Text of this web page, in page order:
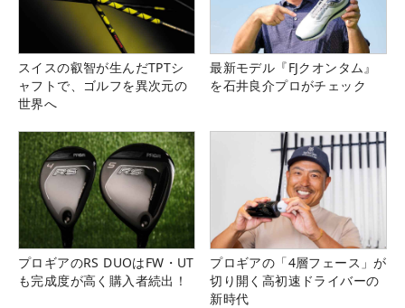
スイスの叡智が生んだTPTシ
ャフトで、ゴルフを異次元の
世界へ
最新モデル『FJクオンタム』
を石井良介プロがチェック
プロギアのRS DUOはFW・UT
も完成度が高く購入者続出！
プロギアの「4層フェース」が
切り開く高初速ドライバーの
新時代